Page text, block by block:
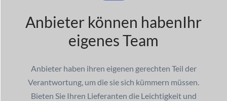
Anbieter können habenIhr
eigenes Team
Anbieter haben ihren eigenen gerechten Teil der
Verantwortung, um die sie sich kümmern müssen.
Bieten Sie Ihren Lieferanten die Leichtigkeit und